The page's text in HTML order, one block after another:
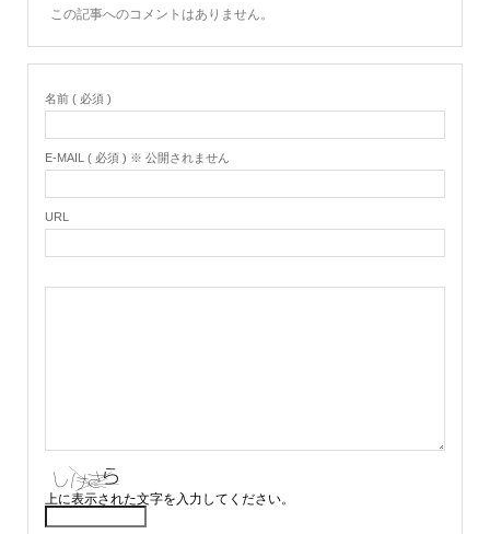
この記事へのコメントはありません。
名前 ( 必須 )
E-MAIL ( 必須 ) ※ 公開されません
URL
上に表示された文字を入力してください。